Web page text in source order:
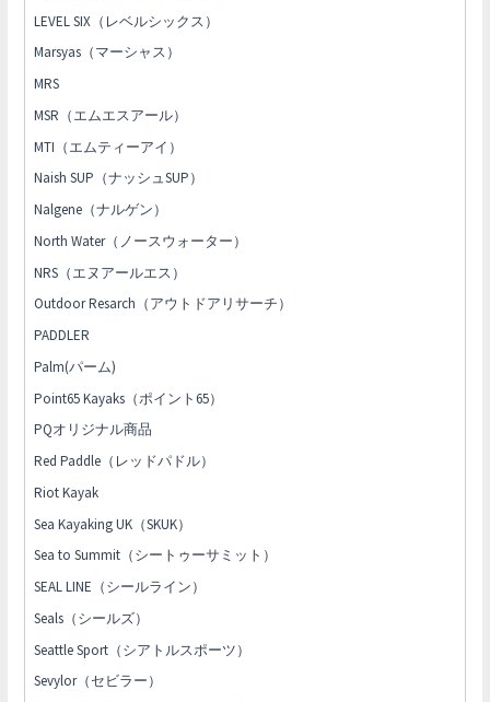
LEVEL SIX（レベルシックス）
Marsyas（マーシャス）
MRS
MSR（エムエスアール）
MTI（エムティーアイ）
Naish SUP（ナッシュSUP）
Nalgene（ナルゲン）
North Water（ノースウォーター）
NRS（エヌアールエス）
Outdoor Resarch（アウトドアリサーチ）
PADDLER
Palm(パーム)
Point65 Kayaks（ポイント65）
PQオリジナル商品
Red Paddle（レッドパドル）
Riot Kayak
Sea Kayaking UK（SKUK）
Sea to Summit（シートゥーサミット）
SEAL LINE（シールライン）
Seals（シールズ）
Seattle Sport（シアトルスポーツ）
Sevylor（セビラー）